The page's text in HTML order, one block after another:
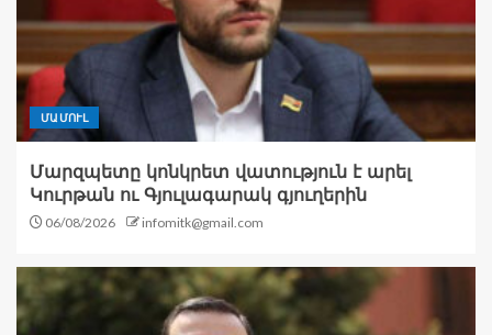
ՄԱՄՈՒԼ
Մարզպետը կոնկրետ վատություն է արել
Կուրթան ու Գյուլագարակ գյուղերին
06/08/2026 infomitk@gmail.com